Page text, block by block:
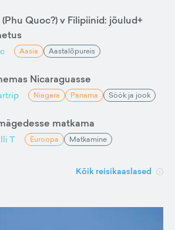
Quoc?) v Filipiinid: jõulud+
Aasia Aastalõpureis
Nicaraguasse
Niagara Panama Söök ja jook
matkama
T Euroopa Matkamine
Kõik reisikaaslased